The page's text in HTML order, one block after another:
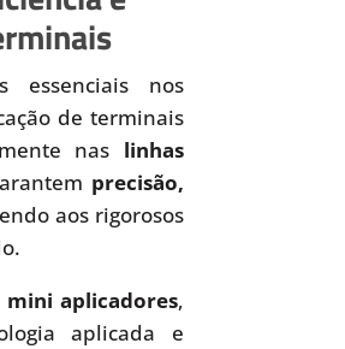
essenciais nos
de terminais
nas linhas
precisão,
aos rigorosos
aplicadores,
aplicada e